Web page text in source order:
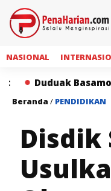
NASIONAL
Basamo Kapolda
Beranda / PENDIDIKAN
Disdik